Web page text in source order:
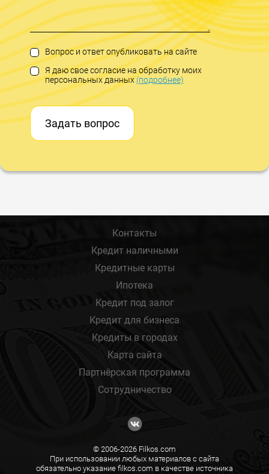
Вопрос и ответ опубликовать на сайте
Я даю свое согласие на обработку моих
персональных данных(подробнее)
Задать вопрос
Контакты
Кредит наличными
Кредитные карты
Ипотека
Кредит под залог
Кредит для бизнеса
Кредиты в городах
Карта сайта
Партнёрская программа
Сотрудничество
© 2006-2026 Filkos.com
При использовании любых материалов с сайта
обязательно указание filkos.com в качестве источника